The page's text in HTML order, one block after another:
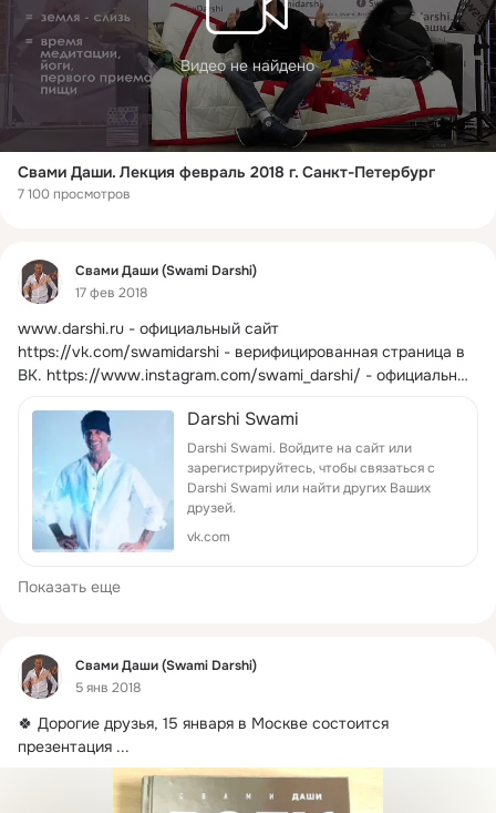
Видео не найдено
Свами Даши. Лекция февраль 2018 г. Санкт-Петербург
7 100 просмотров
Фид
Свами Даши (Swami Darshi)
17 фев 2018
www.darshi.ru - официальный сайт
https://vk.com/swamidarshi - верифицированная страница в
ВК. https://www.instagram.com/swami_darshi/ - официальный
Darshi Swami
Darshi Swami. Войдите на сайт или
зарегистрируйтесь, чтобы связаться с
Darshi Swami или найти других Ваших
друзей.
vk.com
Показать еще
Фид
Свами Даши (Swami Darshi)
5 янв 2018
🍀 Дорогие друзья, 15 января в Москве состоится
презентация ...